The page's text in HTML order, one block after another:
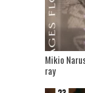
Mikio
ray